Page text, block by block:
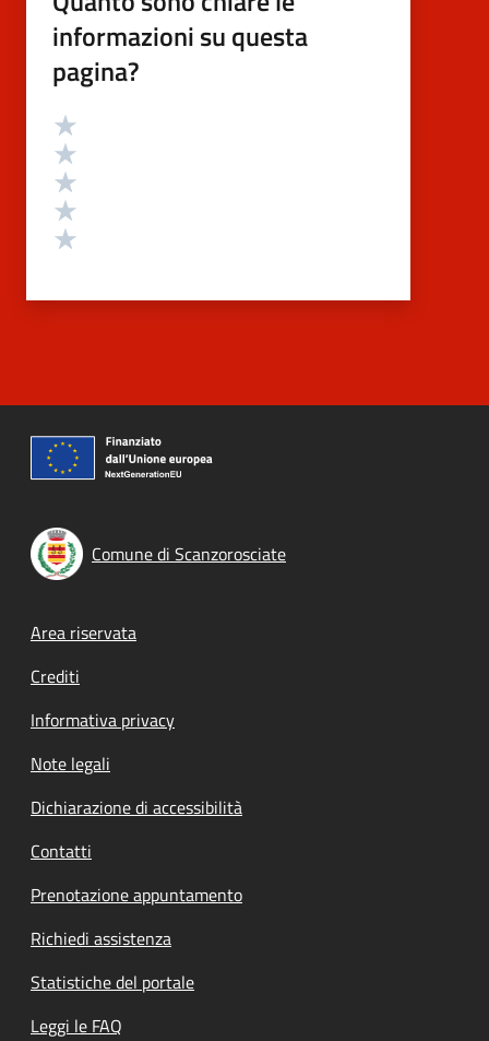
informazioni su questa
pagina?
Valutazione
Comune di Scanzorosciate
Footer menu
Area riservata
Crediti
Informativa privacy
Note legali
Dichiarazione di accessibilità
Contatti
Prenotazione appuntamento
Richiedi assistenza
Statistiche del portale
Leggi le FAQ